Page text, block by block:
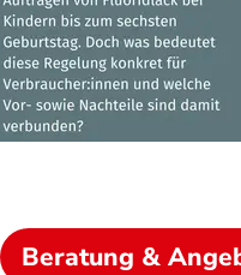
Beratung &